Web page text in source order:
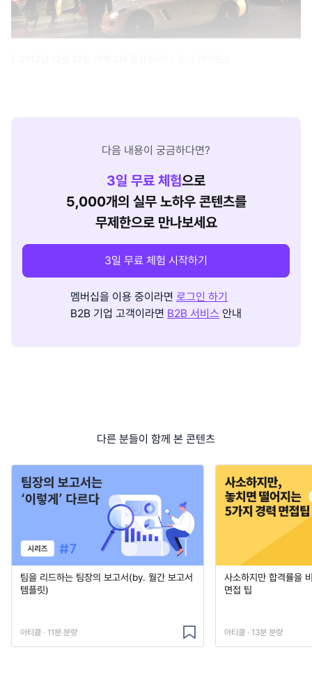
다음 내용이 궁금하다면?
3일 무료 체험으로
5,000개의 실무 노하우 콘텐츠를
무제한으로 만나보세요
3일 무료 체험 시작하기
멤버십을 이용 중이라면 로그인 하기
B2B 기업 고객이라면 B2B 서비스 안내
다른 분들이 함께 본 콘텐츠
팀을 리드하는 팀장의 보고서(by. 월간 보고서
템플릿)
아티클 · 11분 분량
사소하지만 합격률을
면접 팁
아티클 · 13분 분량